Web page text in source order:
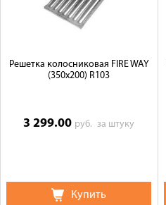
Решетка колосниковая FIRE WAY
(350х200) R103
3 299.00 руб.за штуку
Купить